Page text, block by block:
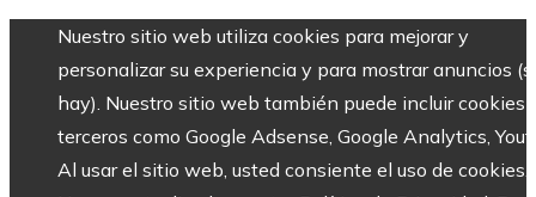
Nuestro sitio web utiliza cookies para mejorar y
personalizar su experiencia y para mostrar anuncios
hay). Nuestro sitio web también puede incluir cookies
terceros como Google Adsense, Google Analytics,
Al usar el sitio web, usted consiente el uso de cookies.